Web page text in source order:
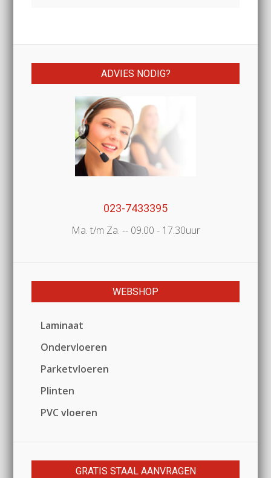
ADVIES NODIG?
023-7433395
Ma. t/m Za. -- 09.00 - 17.30uur
WEBSHOP
Laminaat
Ondervloeren
Parketvloeren
Plinten
PVC vloeren
GRATIS STAAL AANVRAGEN